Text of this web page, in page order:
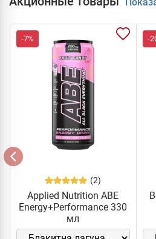
-7%
(2)
Applied Nutrition ABE
Energy+Performance 330
мл
-